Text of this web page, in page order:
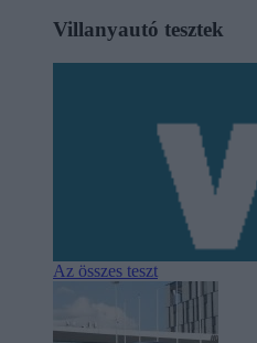
Villanyautó tesztek
Az összes teszt